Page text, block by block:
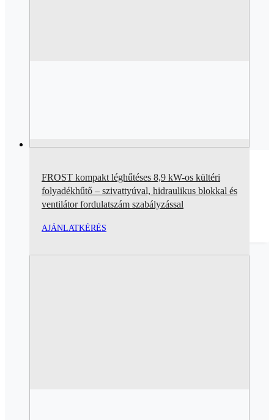
FROST kompakt léghűtéses 8,9 kW-os kültéri
folyadékhűtő – szivattyúval, hidraulikus blokkal és
ventilátor fordulatszám szabályzással
AJÁNLATKÉRÉS